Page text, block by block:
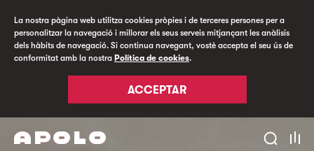
La nostra pàgina web utilitza cookies pròpies i de terceres persones per a
personalitzar la navegació i millorar els seus serveis mitjançant les anàlisis
dels hàbits de navegació. Si continua navegant, vostè accepta el seu ús de
conformitat amb la nostra Política de cookies.
ACCEPTAR